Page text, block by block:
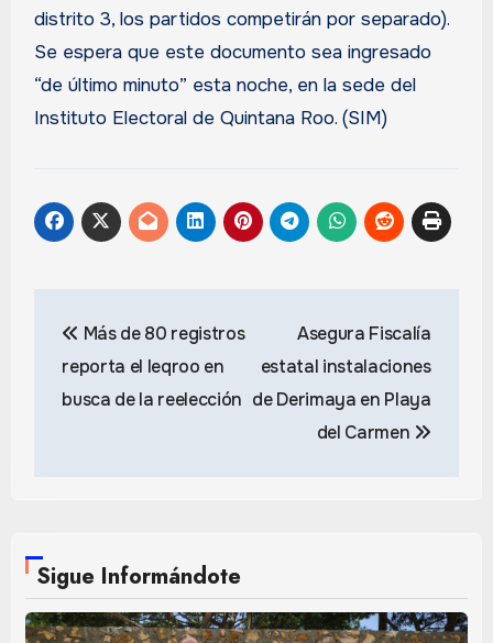
distrito 3, los partidos competirán por separado).
Se espera que este documento sea ingresado
“de último minuto” esta noche, en la sede del
Instituto Electoral de Quintana Roo. (SIM)
de
entradas
Más de 80 registros
reporta el Ieqroo en
busca de la reelección
Asegura Fiscalía
estatal instalaciones
de Derimaya en Playa
del Carmen
Sigue Informándote